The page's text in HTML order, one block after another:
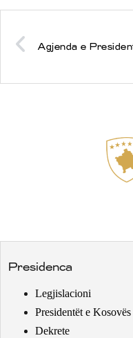
Presidenca
Legjislacioni
Presidentët e Kosovës
Dekrete